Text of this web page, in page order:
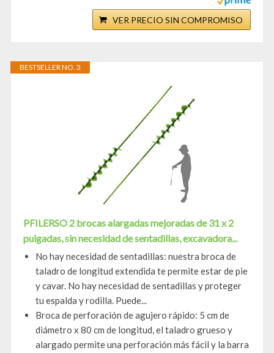
VER PRECIO SIN COMPROMISO
BESTSELLER NO. 3
PFILERSO 2 brocas alargadas mejoradas de 31 x 2
pulgadas, sin necesidad de sentadillas, excavadora...
No hay necesidad de sentadillas: nuestra broca de
taladro de longitud extendida te permite estar de pie
y cavar. No hay necesidad de sentadillas y proteger
tu espalda y rodilla. Puede...
Broca de perforación de agujero rápido: 5 cm de
diámetro x 80 cm de longitud, el taladro grueso y
alargado permite una perforación más fácil y la barra